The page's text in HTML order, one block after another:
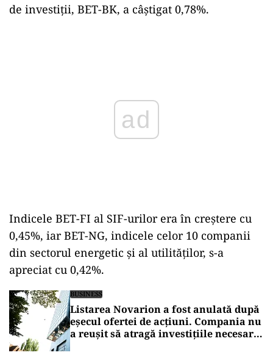
de investiţii, BET-BK, a câştigat 0,78%.
Indicele BET-FI al SIF-urilor era în creştere cu
0,45%, iar BET-NG, indicele celor 10 companii
din sectorul energetic şi al utilităţilor, s-a
apreciat cu 0,42%.
BUSINESS
Listarea Novarion a fost anulată după
eșecul ofertei de acțiuni. Compania nu
a reușit să atragă investițiile necesare